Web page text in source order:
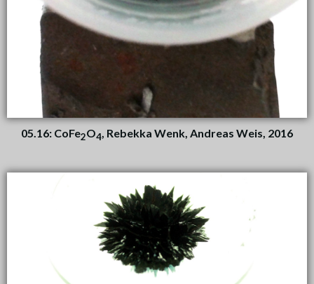
05.16: CoFe2O4, Rebekka Wenk, Andreas Weis, 2016